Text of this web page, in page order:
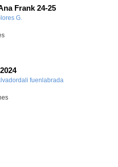
Frank 24-25
G.
fuenlabrada